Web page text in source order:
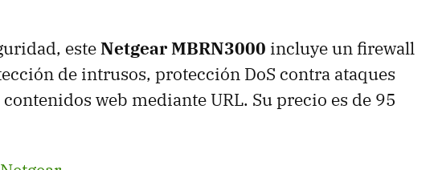
esteNetgear MBRN3000 incluye un firewall
de intrusos, protección DoS contra ataques
web mediante URL. Su precio es de 95